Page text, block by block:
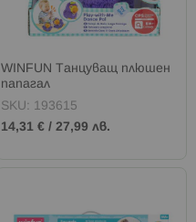
WINFUN Танцуващ плюшен
папагал
SKU: 193615
14,31 € /27,99 лв.